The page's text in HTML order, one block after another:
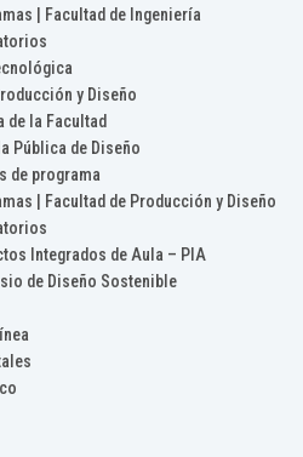
| Facultad de Ingeniería
y Diseño
de la Facultad
Pública de Diseño
de programa
| Facultad de Producción y Diseño
Integrados de Aula – PIA
de Diseño Sostenible